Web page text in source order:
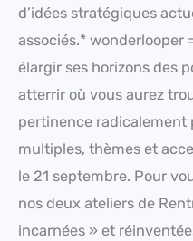
d’idées stratégiques
associés.* wonderlooper
élargir ses horizons des
atterrir où vous aurez
pertinence radicalement
multiples, thèmes et
le 21 septembre. Pour
nos deux ateliers de
incarnées » et